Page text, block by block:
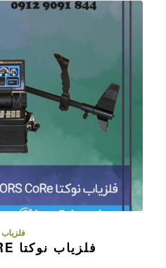
فلزیاب
فلزیاب نوکتا FORS CORE